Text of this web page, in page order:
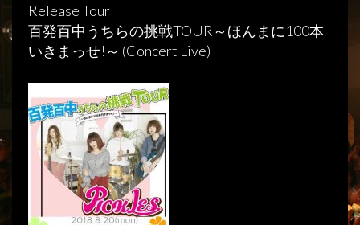
Release Tour
百発百中うちらの挑戦TOUR～ほんまに100本
いきまっせ!～ (Concert Live)